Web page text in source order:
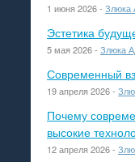
1 июня 2026 - Злюка
Эстетика
5 мая 2026 - Злюка
Современный
19 апреля 2026 -
Почему
высокие
12 апреля 2026 -